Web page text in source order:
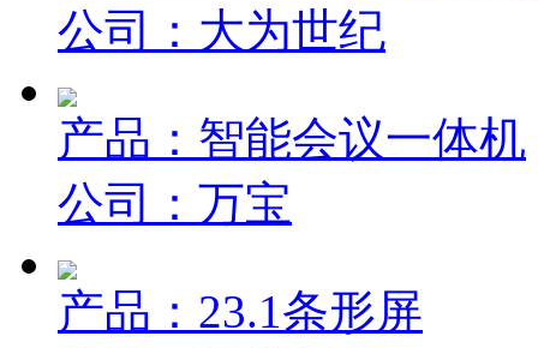
公司：大为世纪
产品：智能会议一体机
公司：万宝
产品：23.1条形屏